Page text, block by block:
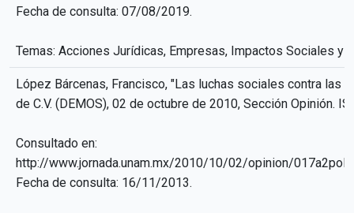
Fecha de consulta: 07/08/2019.
Temas: Acciones Jurídicas, Empresas, Impactos Sociales y
López Bárcenas, Francisco, "Las luchas sociales contra las
de C.V. (DEMOS), 02 de octubre de 2010, Sección Opinión.
Consultado en:
http://www.jornada.unam.mx/2010/10/02/opinion/017a2pol
Fecha de consulta: 16/11/2013.